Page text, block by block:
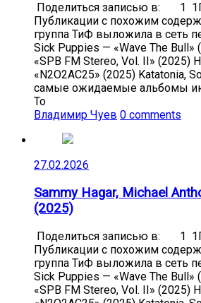
Поделиться записью в: 1
Публикации с похожим
группа ТиФ выложила в сеть
Sick Puppies — «Wave The Bull»
«SPB FM Stereo, Vol. II» (2025)
«N2O2AC25» (2025) Katatonia,
самые ожидаемые альбомы
To
Владимир Чуев 0 comments
27.02.2026
Sammy Hagar, Michael
(2025)
Поделиться записью в: 1
Публикации с похожим
группа ТиФ выложила в сеть
Sick Puppies — «Wave The Bull»
«SPB FM Stereo, Vol. II» (2025)